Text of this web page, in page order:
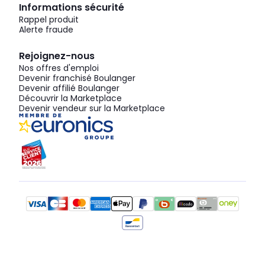
Informations sécurité
Rappel produit
Alerte fraude
Rejoignez-nous
Nos offres d'emploi
Devenir franchisé Boulanger
Devenir affilié Boulanger
Découvrir la Marketplace
Devenir vendeur sur la Marketplace